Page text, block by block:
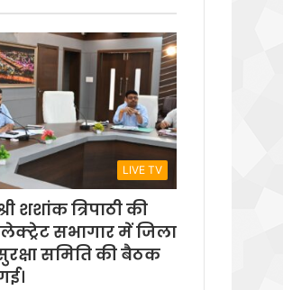
LIVE TV
शशांक त्रिपाठी की
सभागार में जिला
समिति की बैठक